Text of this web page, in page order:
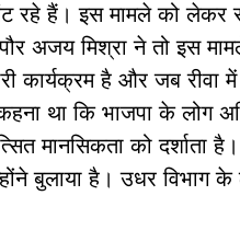
रहे हैं। इस मामले को लेकर
अजय मिश्रा ने तो इस
कार्यक्रम है और जब रीवा
था कि भाजपा के लोग
मानसिकता को
बुलाया है। उधर विभाग